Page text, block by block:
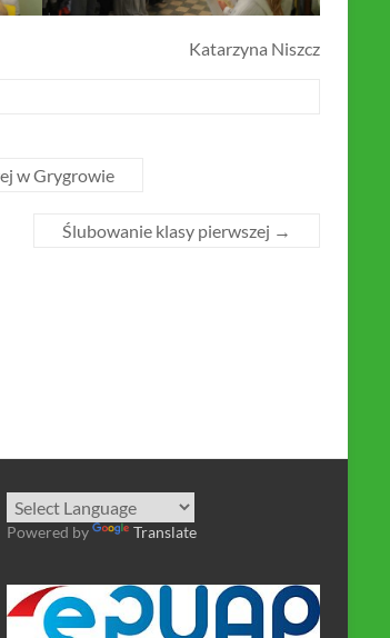
Katarzyna Niszcz
w Grygrowie
Ślubowanie klasy pierwszej →
Powered by Translate